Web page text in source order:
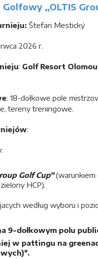
„OLTIS
Štefan Mestický
2026 r.
: Golf Resort
: 18-dołkowe pole
tereny treningowe.
:
Golf Cup“(warunkiem
HCP).
według wyboru i
9-dołkowym polu
w pattingu na